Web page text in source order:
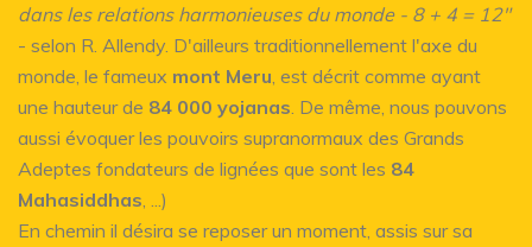
dans les relations harmonieuses du monde - 8 + 4 = 12"
- selon R. Allendy. D'ailleurs traditionnellement l'axe du
monde, le fameux mont Meru , est décrit comme ayant
une hauteur de 84 000 yojanas . De même, nous pouvons
aussi évoquer les pouvoirs supranormaux des Grands
Adeptes fondateurs de lignées que sont les 84
Mahasiddhas , ...)
En chemin il désira se reposer un moment, assis sur sa